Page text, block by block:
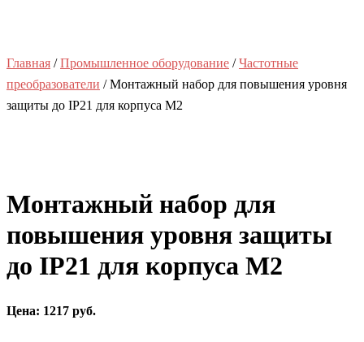
Главная /Промышленное оборудование /Частотные
преобразователи / Монтажный набор для повышения уровня
защиты до IP21 для корпуса M2
Монтажный набор для
повышения уровня защиты
до IP21 для корпуса M2
Цена: 1217 руб.